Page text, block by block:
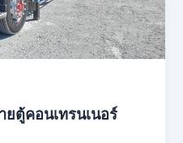
ตู้คอนเทรนเนอร์